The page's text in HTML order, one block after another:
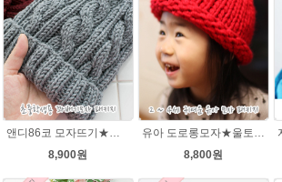
8,900원
8,800원